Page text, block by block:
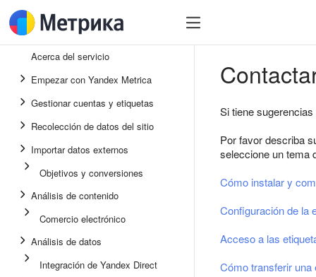
Acerca del servicio
Empezar con Yandex Metrica
Gestionar cuentas y etiquetas
Recolección de datos del sitio
Importar datos externos
Objetivos y conversiones
Análisis de contenido
Comercio electrónico
Análisis de datos
Integración de Yandex Direct
Si tiene
Por favor describa
seleccione un tema
Cómo instalar y
Configuración de la
Acceso a las
Cómo transferir una